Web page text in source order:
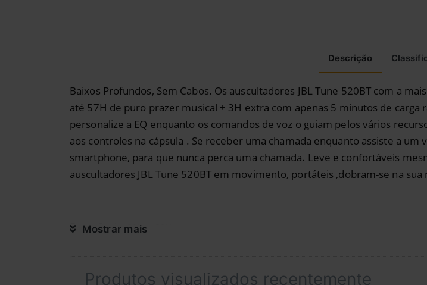
Descrição
Baixos Profundos, Sem Cabos. Os auscultadores JBL Tune 520BT com a
até 57H de puro prazer musical + 3H extra com apenas 5 minutos de carga
personalize a EQ enquanto os comandos de voz o guiam pelos vários
aos controles na cápsula . Se receber uma chamada enquanto assiste a
smartphone, para que nunca perca uma chamada. Leve e confortáveis
auscultadores JBL Tune 520BT em movimento, portáteis ,dobram-se na
Frequência:20Hz - 20kHz
Conectividade:Bluetooth 5.3
Mostrar mais
Produtos visualizados recentemente